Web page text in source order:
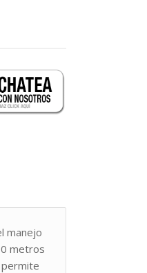
manejo
metros
permite